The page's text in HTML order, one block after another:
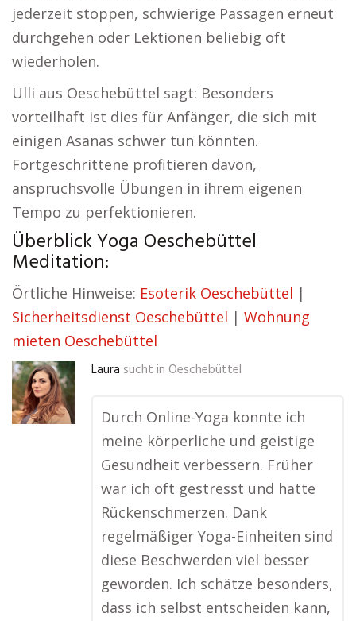
jederzeit stoppen, schwierige Passagen erneut
durchgehen oder Lektionen beliebig oft
wiederholen.
Ulli aus Oeschebüttel sagt: Besonders
vorteilhaft ist dies für Anfänger, die sich mit
einigen Asanas schwer tun könnten.
Fortgeschrittene profitieren davon,
anspruchsvolle Übungen in ihrem eigenen
Tempo zu perfektionieren.
Überblick Yoga Oeschebüttel
Meditation:
Örtliche Hinweise: Esoterik Oeschebüttel |
Sicherheitsdienst Oeschebüttel | Wohnung
mieten Oeschebüttel
Laura sucht in Oeschebüttel
Durch Online-Yoga konnte ich
meine körperliche und geistige
Gesundheit verbessern. Früher
war ich oft gestresst und hatte
Rückenschmerzen. Dank
regelmäßiger Yoga-Einheiten sind
diese Beschwerden viel besser
geworden. Ich schätze besonders,
dass ich selbst entscheiden kann,